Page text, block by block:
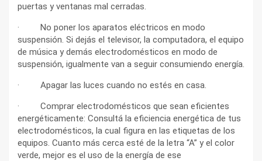
puertas y ventanas mal cerradas.
· No poner los aparatos eléctricos en modo
suspensión. Si dejás el televisor, la computadora, el equipo
de música y demás electrodomésticos en modo de
suspensión, igualmente van a seguir consumiendo energía.
· Apagar las luces cuando no estés en casa.
· Comprar electrodomésticos que sean eficientes
energéticamente: Consultá la eficiencia energética de tus
electrodomésticos, la cual figura en las etiquetas de los
equipos. Cuanto más cerca esté de la letra “A” y el color
verde, mejor es el uso de la energía de ese